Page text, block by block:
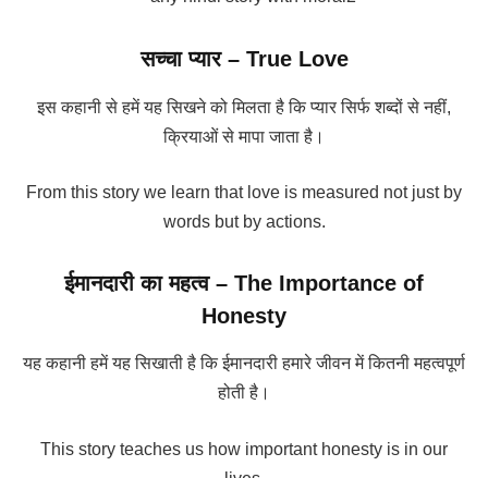
सच्चा प्यार – True Love
इस कहानी से हमें यह सिखने को मिलता है कि प्यार सिर्फ शब्दों से नहीं,
क्रियाओं से मापा जाता है।
From this story we learn that love is measured not just by
words but by actions.
ईमानदारी का महत्व – The Importance of
Honesty
यह कहानी हमें यह सिखाती है कि ईमानदारी हमारे जीवन में कितनी महत्वपूर्ण
होती है।
This story teaches us how important honesty is in our